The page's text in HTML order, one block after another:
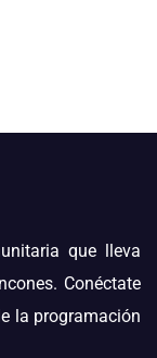
que lleva
Conéctate
la programación